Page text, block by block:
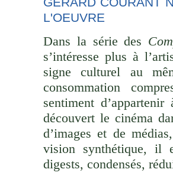
L'OEUVRE
Dans la série des
s’intéresse plus à
signe culturel au
consommation
sentiment
découvert le cinéma
d’images et de
vision synthétique, il
digests, condensés,